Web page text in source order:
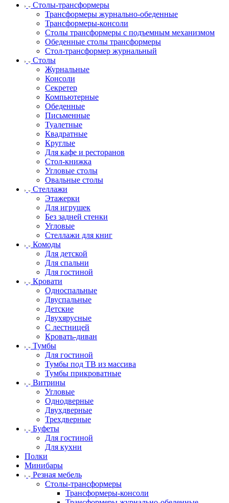
Столы-трансформеры
Трансформеры журнально-обеденные
Трансформеры-консоли
Столы трансформеры с подъемным механизмом
Обеденные столы трансформеры
Стол-трансформер журнальный
Столы
Журнальные
Консоли
Секретер
Компьютерные
Обеденные
Письменные
Туалетные
Квадратные
Круглые
Для кафе и ресторанов
Стол-книжка
Угловые столы
Овальные столы
Стеллажи
Этажерки
Для игрушек
Без задней стенки
Угловые
Стеллажи для книг
Комоды
Для детской
Для спальни
Для гостиной
Кровати
Односпальные
Двуспальные
Детские
Двухярусные
С лестницей
Кровать-диван
Тумбы
Для гостиной
Тумбы под ТВ из массива
Тумбы прикроватные
Витрины
Угловые
Однодверные
Двухдверные
Трехдверные
Буфеты
Для гостиной
Для кухни
Полки
Минибары
Резная мебель
Столы-трансформеры
Трансформеры-консоли